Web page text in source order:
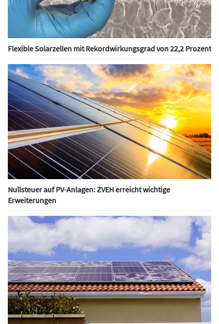
Flexible Solarzellen mit Rekordwirkungsgrad von 22,2 Prozent
Nullsteuer auf PV-Anlagen: ZVEH erreicht wichtige
Erweiterungen